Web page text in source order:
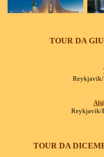
TOUR DA
Reykjavik/
TOUR DA